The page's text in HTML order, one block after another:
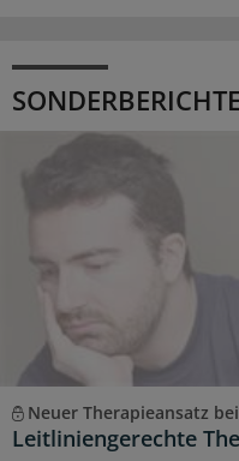
Neuer Therapieansatz
Leitliniengerechte